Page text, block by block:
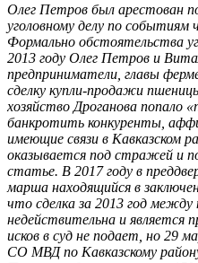
Олег Петров был арестован
уголовному делу по
Формально обстоятельства
2013 году Олег Петров и
предприниматели, главы
сделку купли-продажи
хозяйство Дроганова попало
банкротить конкуренты,
имеющие связи в Кавказском
оказывается под стражей и
статье. В 2017 году в
марша находящийся в
что сделка за 2013 год
недействительна и является
исков в суд не подает, но 29
СО МВД по Кавказскому